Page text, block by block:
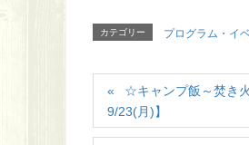
カテゴリー プログラム・イ
☆キャンプ飯～焚き
9/23(月)】